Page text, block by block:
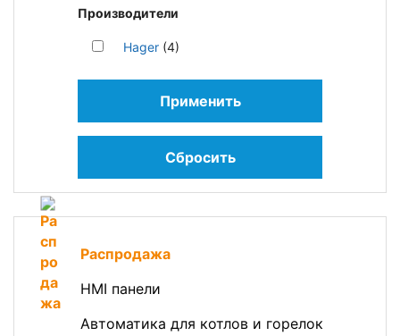
Производители
Hager (4)
Применить
Сбросить
Распродажа
HMI панели
Автоматика для котлов и горелок